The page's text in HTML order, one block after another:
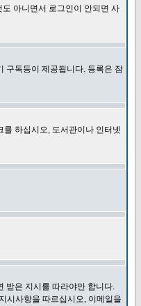
아니면서 로그인이 안되면 사
구독등이 제공됩니다. 등록은 잠
하십시오, 도서관이나 인터넷
받은 지시를 따라야만 합니다.
시사항을 따르십시오, 이메일을